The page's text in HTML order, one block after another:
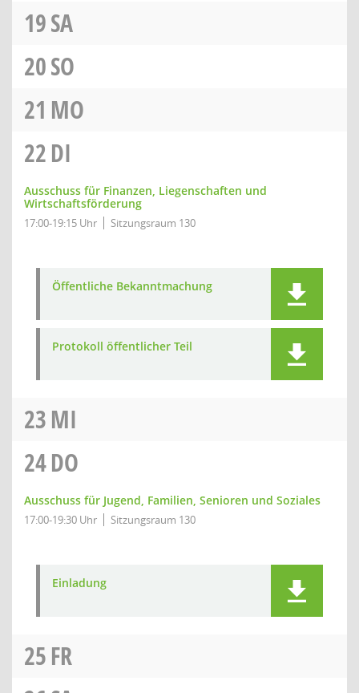
19SA
20SO
21 MO
22DI
Ausschuss für Finanzen, Liegenschaften und
Wirtschaftsförderung
17:00-19:15 Uhr Sitzungsraum 130
Öffentliche Bekanntmachung
Protokoll öffentlicher Teil
23MI
24DO
Ausschuss für Jugend, Familien, Senioren und Soziales
17:00-19:30 Uhr Sitzungsraum 130
Einladung
25FR